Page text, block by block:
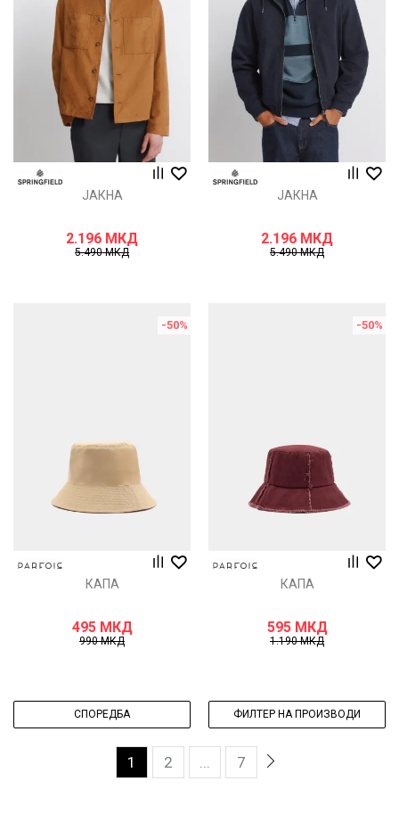
ЈАКНА
2.196 МКД
5.490МКД
ЈАКНА
2.196 МКД
5.490МКД
-50%
КАПА
495 МКД
990МКД
-50%
КАПА
595 МКД
1.190МКД
СПОРЕДБА ФИЛТЕР НА ПРОИЗВОДИ
1 2 ... 7